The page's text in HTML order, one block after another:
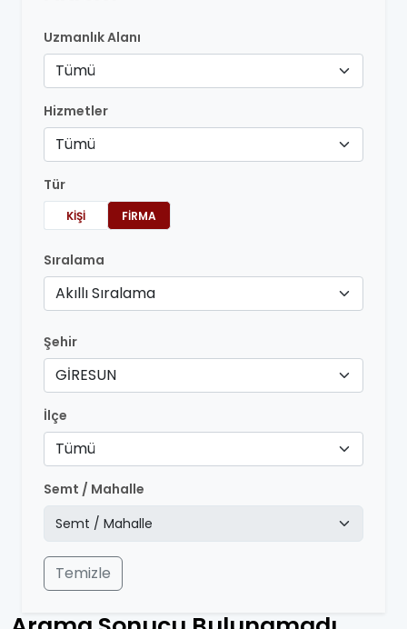
Uzmanlık Alanı
Tümü
Hizmetler
Tümü
Tür
KIŞI FIRMA
Sıralama
Akıllı Sıralama
Şehir
GİRESUN
İlçe
Tümü
Semt / Mahalle
Temizle